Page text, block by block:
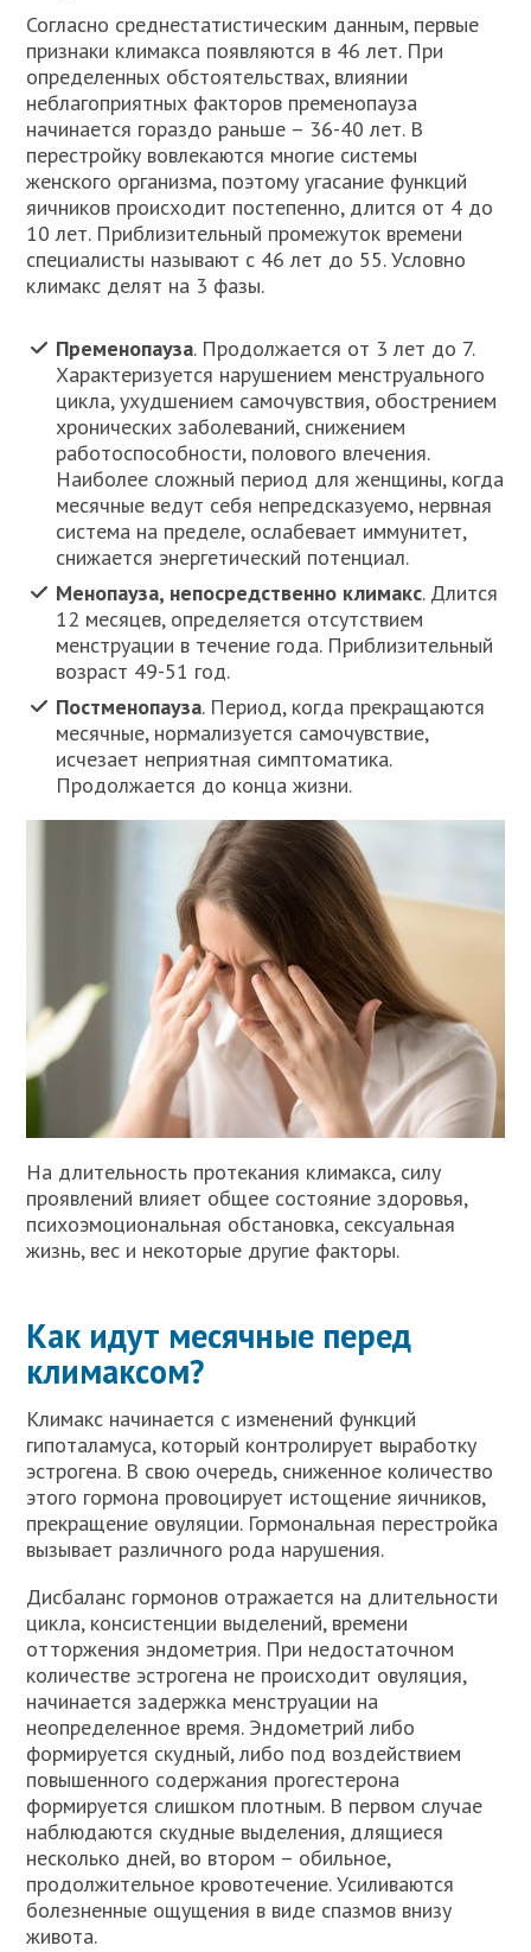
Согласно среднестатистическим данным, первые
признаки климакса появляются в 46 лет. При
определенных обстоятельствах, влиянии
неблагоприятных факторов пременопауза
начинается гораздо раньше – 36-40 лет. В
перестройку вовлекаются многие системы
женского организма, поэтому угасание функций
яичников происходит постепенно, длится от 4 до
10 лет. Приблизительный промежуток времени
специалисты называют с 46 лет до 55. Условно
климакс делят на 3 фазы.
Пременопауза. Продолжается от 3 лет до 7.
Характеризуется нарушением менструального
цикла, ухудшением самочувствия, обострением
хронических заболеваний, снижением
работоспособности, полового влечения.
Наиболее сложный период для женщины, когда
месячные ведут себя непредсказуемо, нервная
система на пределе, ослабевает иммунитет,
снижается энергетический потенциал.
Менопауза, непосредственно климакс. Длится
12 месяцев, определяется отсутствием
менструации в течение года. Приблизительный
возраст 49-51 год.
Постменопауза. Период, когда прекращаются
месячные, нормализуется самочувствие,
исчезает неприятная симптоматика.
Продолжается до конца жизни.
На длительность протекания климакса, силу
проявлений влияет общее состояние здоровья,
психоэмоциональная обстановка, сексуальная
жизнь, вес и некоторые другие факторы.
Как идут месячные перед
климаксом?
Климакс начинается с изменений функций
гипоталамуса, который контролирует выработку
эстрогена. В свою очередь, сниженное количество
этого гормона провоцирует истощение яичников,
прекращение овуляции. Гормональная перестройка
вызывает различного рода нарушения.
Дисбаланс гормонов отражается на длительности
цикла, консистенции выделений, времени
отторжения эндометрия. При недостаточном
количестве эстрогена не происходит овуляция,
начинается задержка менструации на
неопределенное время. Эндометрий либо
формируется скудный, либо под воздействием
повышенного содержания прогестерона
формируется слишком плотным. В первом случае
наблюдаются скудные выделения, длящиеся
несколько дней, во втором – обильное,
продолжительное кровотечение. Усиливаются
болезненные ощущения в виде спазмов внизу
живота.